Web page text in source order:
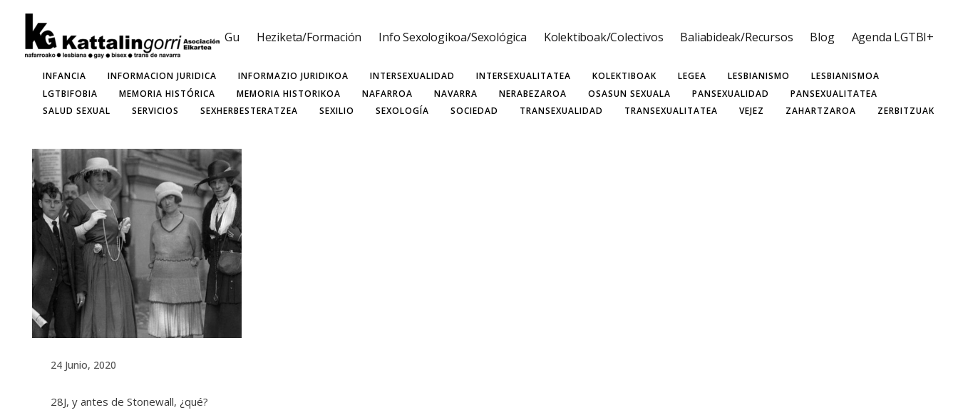
Gu Heziketa/Formación Info Sexologikoa/Sexológica Kolektiboak/Colectivos Baliabideak/Recursos Blog Agenda LGTBI+
SORT BLOG: ALL ADOLESCENCIA ASEXUALIDAD ASEXUALITATEA BISEXUALIDAD BISEXUALITATEA COLECTIVOS DERECHOS HUMANOS DRAG
EFEMERIDEAK
EFEMÉRIDES
ESTEREOTIPOAK
INFANCIA
INFORMACIÓN JURÍDICA INFORMAZIO JURIDIKOA INTERSEXUALIDAD INTERSEXUALITATEA KOLEKTIBOAK LEGEA LESBIANISMO
LESBIANISMOA
LGTBIFOBIA
MEMORIA HISTÓRICA MEMORIA HISTORIKOA NAFARROA NAVARRA NERABEZAROA OSASUN SEXUALA PANSEXUALIDAD
PANSEXUALITATEA
SALUD SEXUAL
SERVICIOS SEXHERBESTERATZEA SEXILIO SEXOLOGÍA SOCIEDAD TRANSEXUALIDAD TRANSEXUALITATEA VEJEZ ZAHARTZAROA ZERBITZUAK
24 Junio, 2020
28J, y antes de Stonewall, ¿qué?